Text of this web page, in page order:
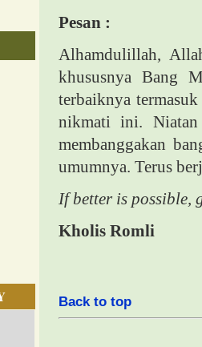
Pesan :
Alhamdulillah,
khususnya Bang
terbaiknya
nikmati ini. Niatan
membanggakan
umumnya. Terus
If better is possible,
Kholis Romli
Back to top